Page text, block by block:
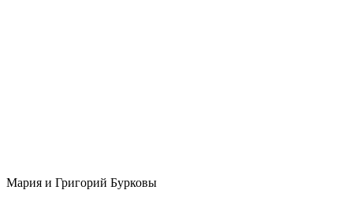
Мария и Григорий Бурковы